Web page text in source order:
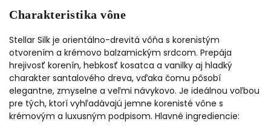
Charakteristika vône
Stellar Silk je orientálno-drevitá vôňa s korenistým
otvorením a krémovo balzamickým srdcom. Prepája
hrejivosť korenín, hebkosť kosatca a vanilky aj hladký
charakter santalového dreva, vďaka čomu pôsobí
elegantne, zmyselne a veľmi návykovo. Je ideálnou voľbou
pre tých, ktorí vyhľadávajú jemne korenisté vône s
krémovým a luxusným podpisom. Hlavné ingrediencie: